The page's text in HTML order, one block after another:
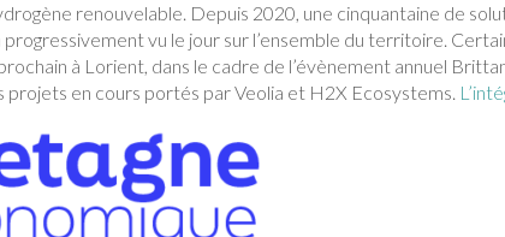
renouvelable. Depuis 2020, une cinquantaine de
progressivement vu le jour sur l’ensemble du territoire.
à Lorient, dans le cadre de l’évènement annuel
projets en cours portés par Veolia et H2X Ecosystems.